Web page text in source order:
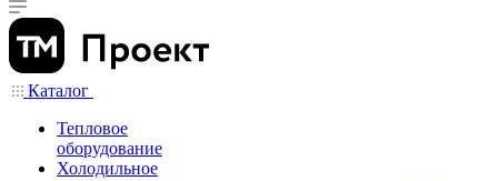
Каталог
Тепловое
оборудование
Холодильное